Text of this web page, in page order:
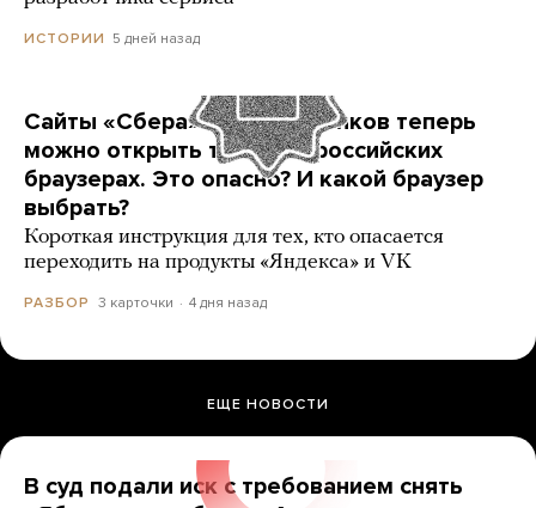
ИСТОРИИ 5 дней назад
Сайты «Сбера» и других банков теперь
можно открыть только в российских
браузерах. Это опасно? И какой браузер
выбрать?
Короткая инструкция для тех, кто опасается
переходить на продукты «Яндекса» и VK
РАЗБОР 3 карточки 4 дня назад
ЕЩЕ НОВОСТИ
В суд подали иск с требованием снять